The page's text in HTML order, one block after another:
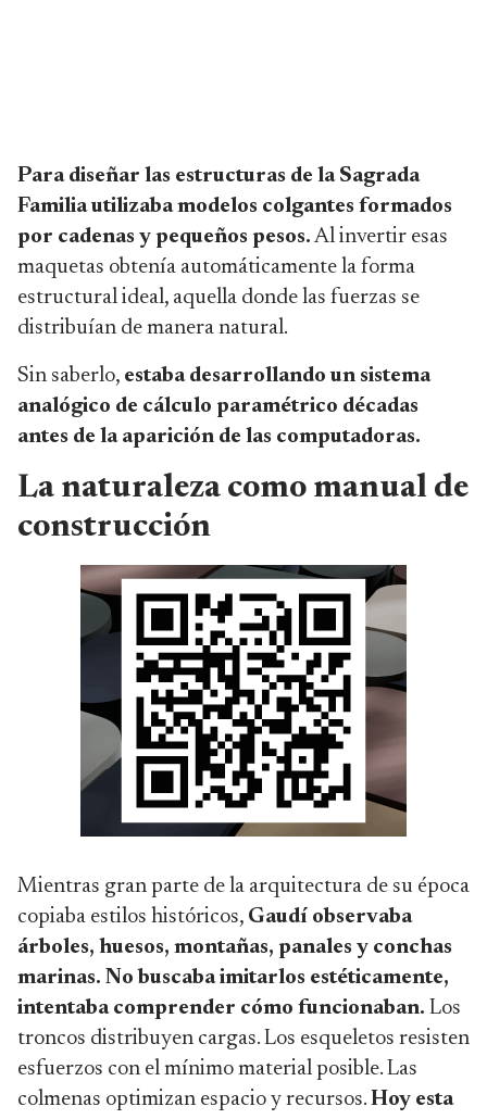
Para diseñar las estructuras de la Sagrada
Familia utilizaba modelos colgantes formados
por cadenas y pequeños pesos. Al invertir esas
maquetas obtenía automáticamente la forma
estructural ideal, aquella donde las fuerzas se
distribuían de manera natural.
Sin saberlo, estaba desarrollando un sistema
analógico de cálculo paramétrico décadas
antes de la aparición de las computadoras.
La naturaleza como manual de
construcción
Mientras gran parte de la arquitectura de su época
copiaba estilos históricos, Gaudí observaba
árboles, huesos, montañas, panales y conchas
marinas. No buscaba imitarlos estéticamente,
intentaba comprender cómo funcionaban. Los
troncos distribuyen cargas. Los esqueletos resisten
esfuerzos con el mínimo material posible. Las
colmenas optimizan espacio y recursos. Hoy esta